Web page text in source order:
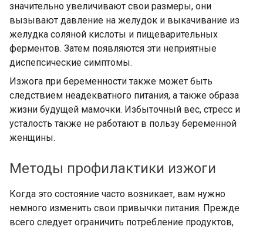
значительно увеличивают свои размеры, они
вызывают давление на желудок и выкачивание из
желудка соляной кислоты и пищеварительных
ферментов. Затем появляются эти неприятные
диспепсические симптомы.
Изжога при беременности также может быть
следствием неадекватного питания, а также образа
жизни будущей мамочки. Избыточный вес, стресс и
усталость также не работают в пользу беременной
женщины.
Методы профилактики изжоги
Когда это состояние часто возникает, вам нужно
немного изменить свои привычки питания. Прежде
всего следует ограничить потребление продуктов,